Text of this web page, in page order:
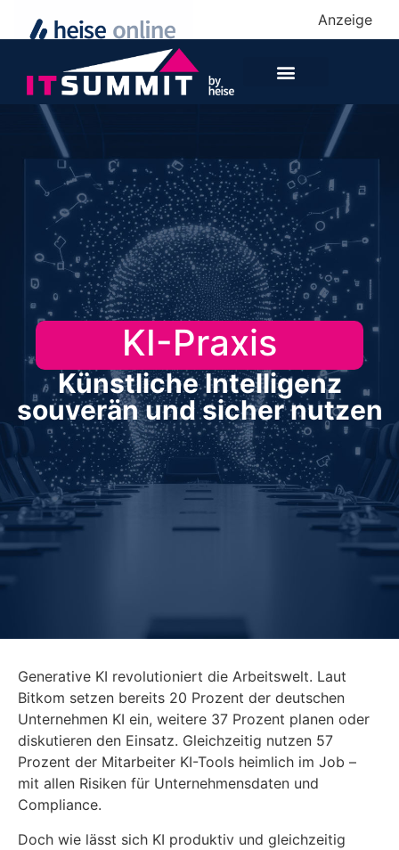
Anzeige
KI-Praxis
Künstliche Intelligenz
souverän und sicher nutzen
Generative KI revolutioniert die Arbeitswelt. Laut
Bitkom setzen bereits 20 Prozent der deutschen
Unternehmen KI ein, weitere 37 Prozent planen oder
diskutieren den Einsatz. Gleichzeitig nutzen 57
Prozent der Mitarbeiter KI-Tools heimlich im Job –
mit allen Risiken für Unternehmensdaten und
Compliance.
Doch wie lässt sich KI produktiv und gleichzeitig